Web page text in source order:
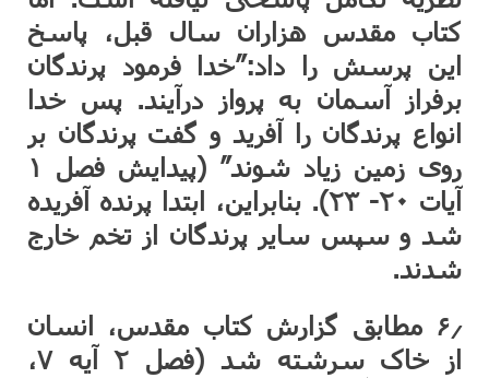
کتاب مقدس هزاران سال قبل، پاسخ
این پرسش را داد:”خدا فرمود پرندگان
برفراز آسمان به پرواز درآیند. پس خدا
انواع پرندگان را آفرید و گفت پرندگان بر
روی زمین زیاد شوند” (پیدایش فصل ۱
آیات ۲۰- ۲۳). بنابراین، ابتدا پرنده آفریده
شد و سپس سایر پرندگان از تخم خارج
شدند.
۶٫ مطابق گزارش کتاب مقدس، انسان
از خاک سرشته شد (فصل ۲ آیه ۷،